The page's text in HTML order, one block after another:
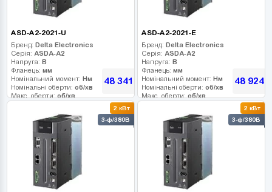
ASD-A2-2021-U
Бренд: Delta Electronics
Серія: ASDA-A2
Напруга: В
Фланець: мм
Номінальний момент: Нм
Номінальні оберти: об/хв
Макс. оберти: об/хв
Гальмо:
48 341 грн
ASD-A2-2021-E
Бренд: Delta Electronics
Серія: ASDA-A2
Напруга: В
Фланець: мм
Номінальний момент: Нм
Номінальні оберти: об/хв
Макс. оберти: об/хв
Гальмо:
48 924
2 кВт
3-ф/380В
2 кВт
3-ф/380В